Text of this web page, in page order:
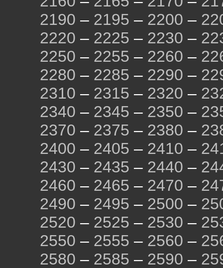
2190 – 2195 – 2200 –
2220 – 2225 – 2230 –
2250 – 2255 – 2260 –
2280 – 2285 – 2290 –
2310 – 2315 – 2320 –
2340 – 2345 – 2350 –
2370 – 2375 – 2380 –
2400 – 2405 – 2410 –
2430 – 2435 – 2440 –
2460 – 2465 – 2470 –
2490 – 2495 – 2500 –
2520 – 2525 – 2530 –
2550 – 2555 – 2560 –
2580 – 2585 – 2590 –